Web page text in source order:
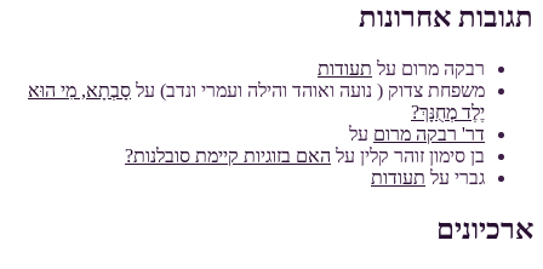
תגובות אחרונות
רבקה מרום על תעודות
משפחת צדוק ( נועה ואוהד והילה ועמרי ונדב) על סָבְתָא, מִי הוּא
יֶלֶד מְחֻנָּךְ?
דר' רבקה מרום על
בן סימון זוהר קלין על האם בזוגיות קיימת סובלנות?
גברי על תעודות
ארכיונים